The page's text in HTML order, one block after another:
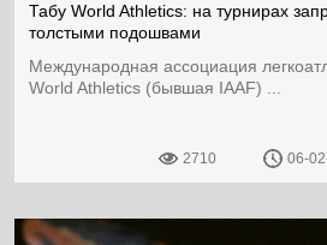
Табу World Athletics: на турнирах
толстыми подошвами
Международная ассоциация
World Athletics (бывшая IAAF) ...
2710 06-